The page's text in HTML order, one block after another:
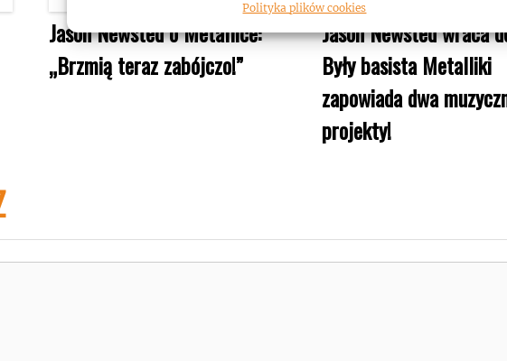
Polityka plików cookies
Jason Newsted o Metallice:
„Brzmią teraz zabójczo!”
Jason Newsted wraca
Były basista Metalliki
zapowiada dwa
projekty!